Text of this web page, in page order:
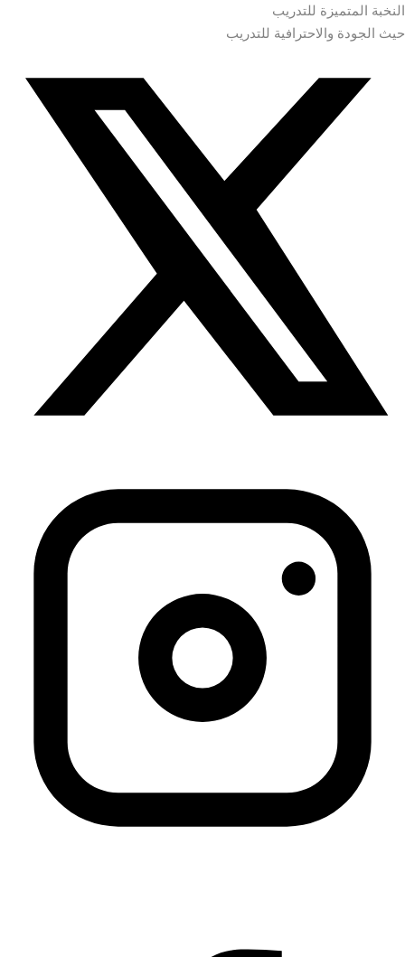
النخبة المتميزة للتدريب
حيث الجودة والاحترافية للتدريب